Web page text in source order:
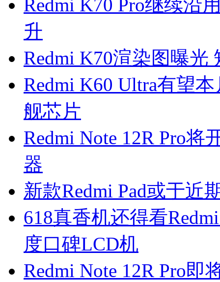
Redmi K70 Pro继续沿
升
Redmi K70渲染图曝光
Redmi K60 Ultra有望
舰芯片
Redmi Note 12R Pro
器
新款Redmi Pad或于近
618真香机还得看
度口碑LCD机
Redmi Note 12R Pro